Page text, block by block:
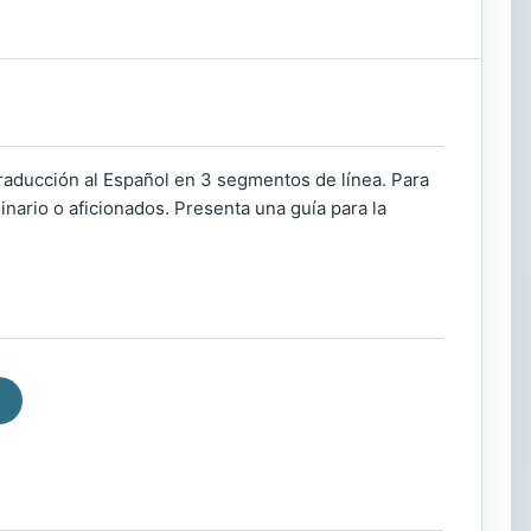
al Español en 3 segmentos de línea. Para
o aficionados. Presenta una guía para la